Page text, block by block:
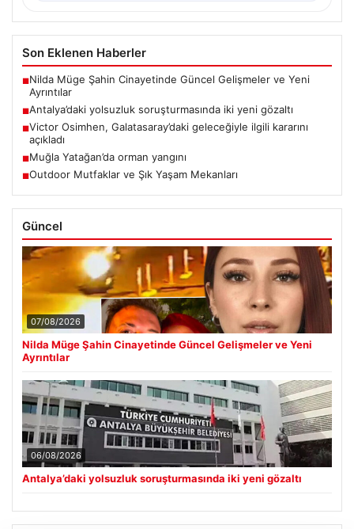
Son Eklenen Haberler
■Nilda Müge Şahin Cinayetinde Güncel Gelişmeler ve Yeni
Ayrıntılar
■Antalya’daki yolsuzluk soruşturmasında iki yeni gözaltı
■Victor Osimhen, Galatasaray’daki geleceğiyle ilgili kararını
açıkladı
■Muğla Yatağan’da orman yangını
■Outdoor Mutfaklar ve Şık Yaşam Mekanları
Güncel
07/08/2026
Nilda Müge Şahin Cinayetinde Güncel Gelişmeler ve Yeni
Ayrıntılar
06/08/2026
Antalya’daki yolsuzluk soruşturmasında iki yeni gözaltı